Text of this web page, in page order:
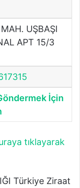
UŞBAŞI
APT 15/3
İçin
tıklayarak
Türkiye Ziraat